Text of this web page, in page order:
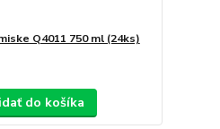
Q4011 750 ml (24ks)
do košíka